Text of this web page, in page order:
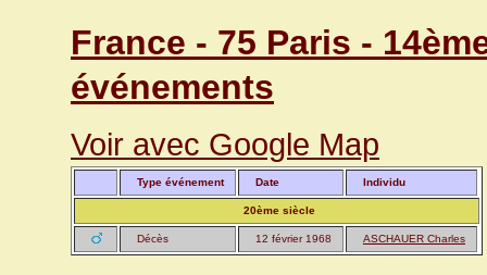
France - 75 Paris -
événements
Voir avec Google Map
Type événement Date Individu
20ème siècle
Décès 12 février 1968 ASCHAUER Charles